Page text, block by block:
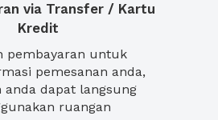
via Transfer / Kartu
Kredit
pembayaran untuk
pemesanan anda,
anda dapat langsung
ruangan